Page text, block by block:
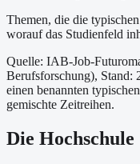
Themen, die die
worauf das Studienfeld
Quelle: IAB-Job-
Berufsforschung), Stand:
einen benannten
gemischte Zeitreihen.
Die Hochschule